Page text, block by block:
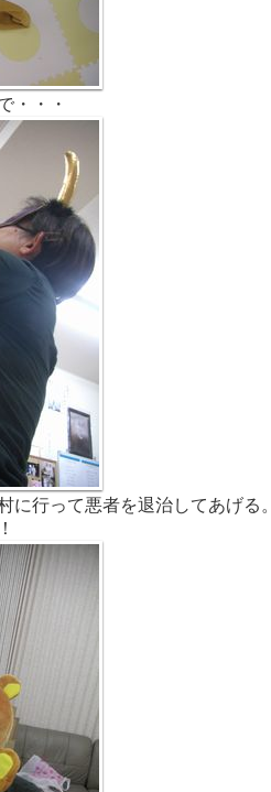
・・・
に行って悪者を退治してあげる。